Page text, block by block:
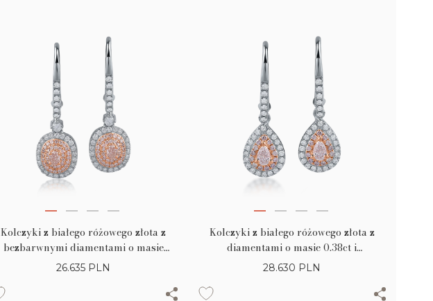
Kolczyki z białego różowego złota z
bezbarwnymi diamentami o masie
0.43ct i różowymi diamentami o masie
26.635 PLN
Kolczyki z białego różowego złota z
diamentami o masie 0.38ct i
bezbarwnymi diamentami o masie
28.630 PLN